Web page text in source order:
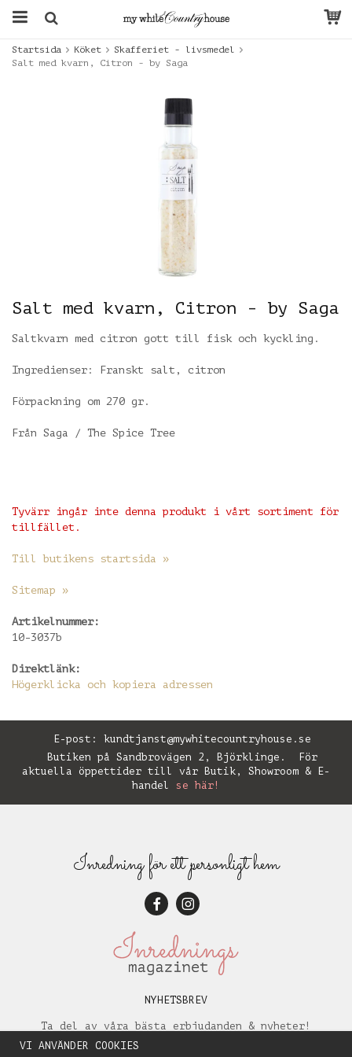
Startsida Köket
Skafferiet - livsmedel
Salt med kvarn, Citron - by Saga
Salt med kvarn, Citron - by Saga
Saltkvarn med citron gott till fisk och kyckling.
Ingredienser: Franskt salt, citron
Förpackning om 270 gr.
Från Saga / The Spice Tree
Tyvärr ingår inte denna produkt i vårt sortiment för
tillfället.
Till butikens startsida »
Sitemap »
Artikelnummer:
10-3037b
Direktlänk:
Högerklicka och kopiera adressen
E-post: kundtjanst@mywhitecountryhouse.se
Butiken på Sandbrovägen 2, Björklinge. För
aktuella öppettider till vår Butik, Showroom & E-
handel se här!
Inredning för ett personligt hem
NYHETSBREV
Ta del av våra bästa erbjudanden & nyheter!
VI ANVÄNDER COOKIES